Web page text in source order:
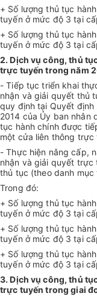
+ Số lượng thủ tục
tuyến ở mức độ 3 tại
+ Số lượng thủ tục
tuyến ở mức độ 3 tại
2. Dịch vụ công, thủ
trực tuyến trong năm
- Tiếp tục triển khai
nhận và giải quyết thủ
quy định tại Quyết định
2014 của Ủy ban nhân
tục hành chính được
một cửa liên thông
- Thực hiện nâng cấp,
nhận và giải quyết trực
thủ tục (theo danh mục
Trong đó:
+ Số lượng thủ tục
tuyến ở mức độ 3 tại
+ Số lượng thủ tục
tuyến ở mức độ 3 tại
+ Số lượng thủ tục
tuyến ở mức độ 3 tại
3. Dịch vụ công, thủ
trực tuyến trong giai